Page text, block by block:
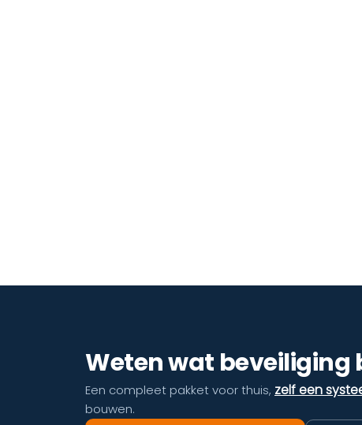
Weten wat beveiliging
Een compleet pakket voor thuis, zelf een
bouwen.